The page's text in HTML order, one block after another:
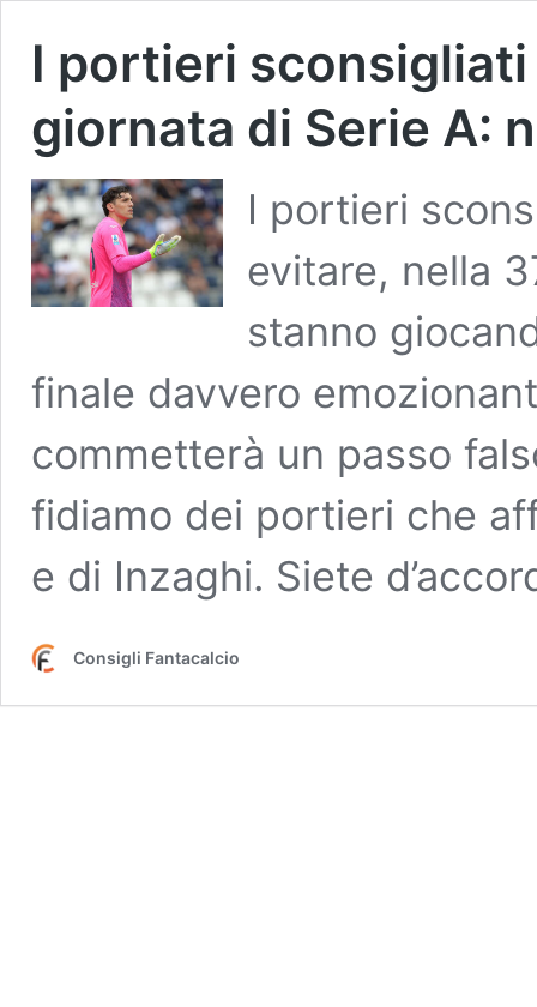
I portieri
giornata di Serie A:
I portieri
evitare, nella
stanno
finale davvero
commetterà un passo
fidiamo dei portieri che
e di Inzaghi. Siete
Consigli Fantacalcio